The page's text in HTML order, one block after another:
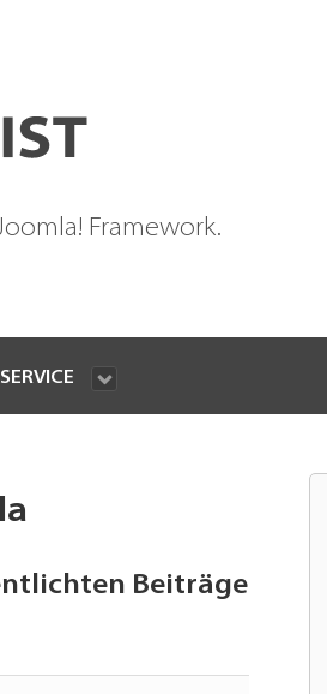
Framework.
Beiträge